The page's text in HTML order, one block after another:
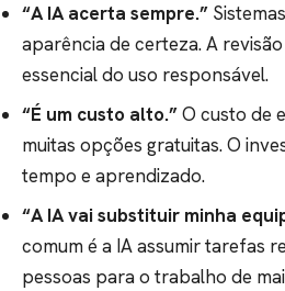
“A IA acerta sempre.”
aparência de certeza. A
essencial do uso responsável.
“É um custo alto.”O custo de
muitas opções gratuitas. O
tempo e aprendizado.
“A IA vai substituir minha
comum é a IA assumir tarefas
pessoas para o trabalho de